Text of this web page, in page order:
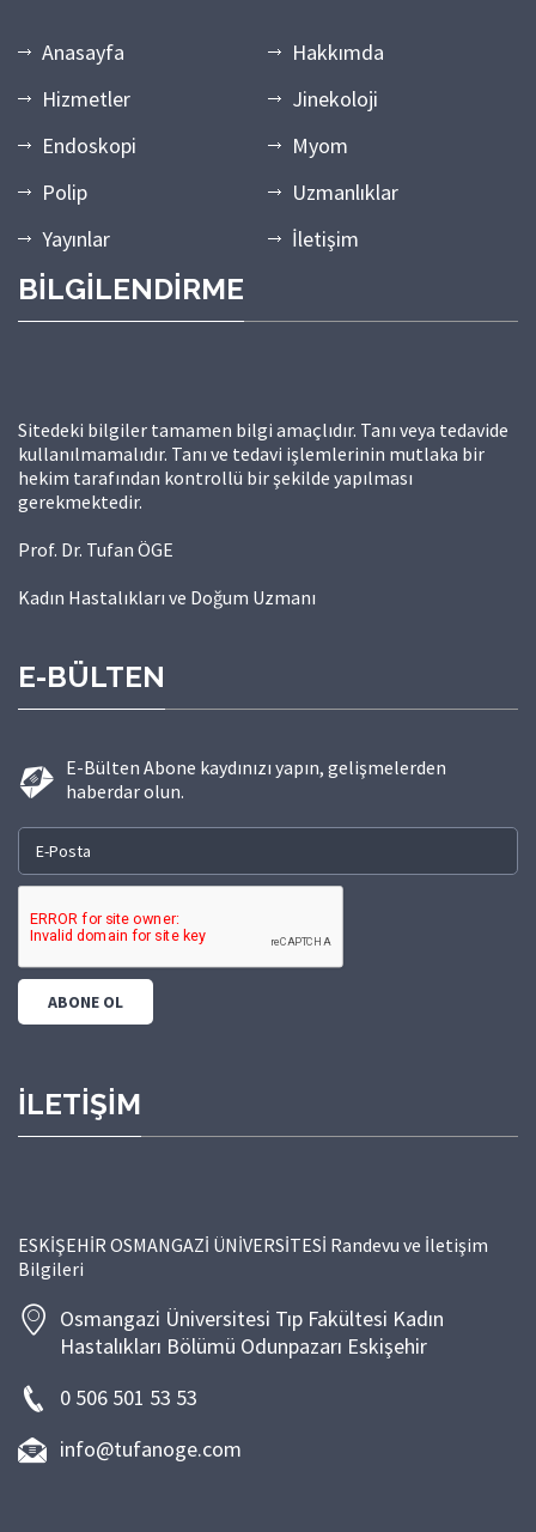
Anasayfa
Hakkımda
Hizmetler
Jinekoloji
Endoskopi
Myom
Polip
Uzmanlıklar
Yayınlar
İletişim
BİLGİLENDİRME
Sitedeki bilgiler tamamen bilgi amaçlıdır. Tanı veya tedavide
kullanılmamalıdır. Tanı ve tedavi işlemlerinin mutlaka bir
hekim tarafından kontrollü bir şekilde yapılması
gerekmektedir.
Prof. Dr. Tufan ÖGE
Kadın Hastalıkları ve Doğum Uzmanı
E-BÜLTEN
E-Bülten Abone kaydınızı yapın, gelişmelerden
haberdar olun.
İLETİŞİM
ESKİŞEHİR OSMANGAZİ ÜNİVERSİTESİ Randevu ve İletişim
Bilgileri
Osmangazi Üniversitesi Tıp Fakültesi Kadın
Hastalıkları Bölümü Odunpazarı Eskişehir
0 506 501 53 53
info@tufanoge.com